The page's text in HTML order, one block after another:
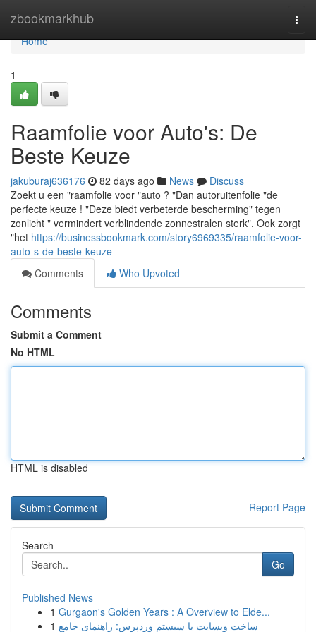
zbookmarkhub
Home
Home
1
Raamfolie voor Auto's: De
Beste Keuze
jakuburaj636176 82 days ago News
Discuss
Zoekt u een "raamfolie voor "auto ? "Dan autoruitenfolie "de
perfecte keuze ! "Deze biedt verbeterde bescherming" tegen
zonlicht " vermindert verblindende zonnestralen sterk". Ook zorgt
"het https://businessbookmark.com/story6969335/raamfolie-voor-
auto-s-de-beste-keuze
Comments
Who Upvoted
Comments
Submit a Comment
No HTML
HTML is disabled
Report Page
Search
Go
Published News
1 Gurgaon's Golden Years : A Overview to Elde...
1 ساخت وبسایت با سیستم وردپرس: راهنمای جامع